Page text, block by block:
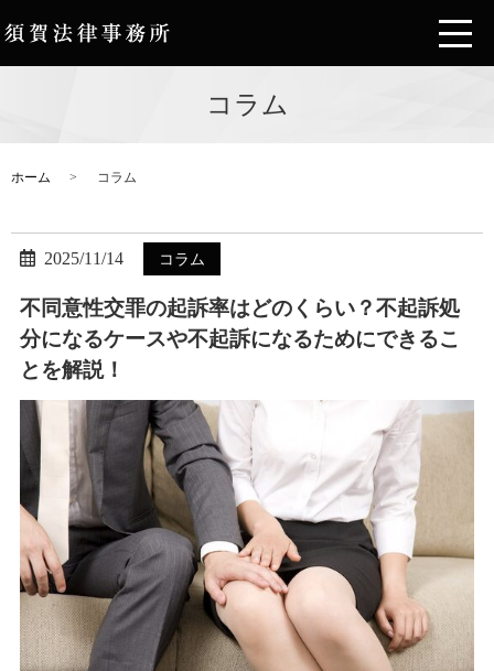
コラム
ホーム コラム
2025/11/14 コラム
不同意性交罪の起訴率はどのくらい？不起訴処
分になるケースや不起訴になるためにできるこ
とを解説！